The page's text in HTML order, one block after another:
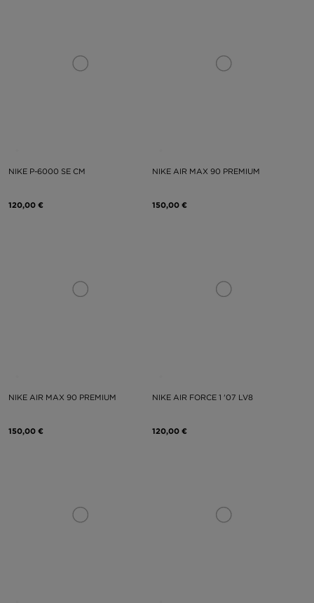
NIKE P-6000 SE CM
120,00 €
NIKE AIR MAX 90 PREMIUM
150,00 €
NIKE AIR MAX 90 PREMIUM
150,00 €
NIKE AIR FORCE 1 '07 LV8
120,00 €